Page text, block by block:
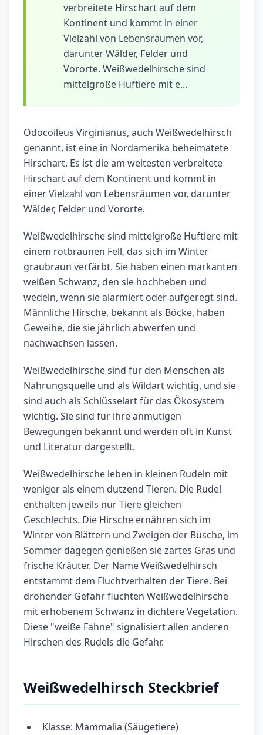
verbreitete Hirschart auf dem
Kontinent und kommt in einer
Vielzahl von Lebensräumen vor,
darunter Wälder, Felder und
Vororte. Weißwedelhirsche sind
mittelgroße Huftiere mit e...
Odocoileus Virginianus, auch Weißwedelhirsch
genannt, ist eine in Nordamerika beheimatete
Hirschart. Es ist die am weitesten verbreitete
Hirschart auf dem Kontinent und kommt in
einer Vielzahl von Lebensräumen vor, darunter
Wälder, Felder und Vororte.
Weißwedelhirsche sind mittelgroße Huftiere mit
einem rotbraunen Fell, das sich im Winter
graubraun verfärbt. Sie haben einen markanten
weißen Schwanz, den sie hochheben und
wedeln, wenn sie alarmiert oder aufgeregt sind.
Männliche Hirsche, bekannt als Böcke, haben
Geweihe, die sie jährlich abwerfen und
nachwachsen lassen.
Weißwedelhirsche sind für den Menschen als
Nahrungsquelle und als Wildart wichtig, und sie
sind auch als Schlüsselart für das Ökosystem
wichtig. Sie sind für ihre anmutigen
Bewegungen bekannt und werden oft in Kunst
und Literatur dargestellt.
Weißwedelhirsche leben in kleinen Rudeln mit
weniger als einem dutzend Tieren. Die Rudel
enthalten jeweils nur Tiere gleichen
Geschlechts. Die Hirsche ernähren sich im
Winter von Blättern und Zweigen der Büsche, im
Sommer dagegen genießen sie zartes Gras und
frische Kräuter. Der Name Weißwedelhirsch
entstammt dem Fluchtverhalten der Tiere. Bei
drohender Gefahr flüchten Weißwedelhirsche
mit erhobenem Schwanz in dichtere Vegetation.
Diese "weiße Fahne" signalisiert allen anderen
Hirschen des Rudels die Gefahr.
Weißwedelhirsch Steckbrief
Klasse: Mammalia (Säugetiere)